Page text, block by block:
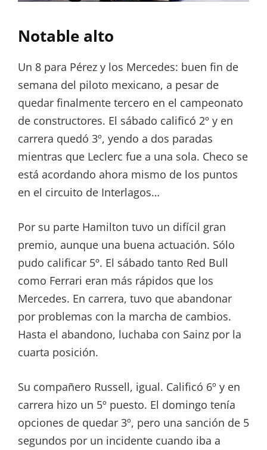
Notable alto
Un 8 para Pérez y los Mercedes: buen fin de
semana del piloto mexicano, a pesar de
quedar finalmente tercero en el campeonato
de constructores. El sábado calificó 2º y en
carrera quedó 3º, yendo a dos paradas
mientras que Leclerc fue a una sola. Checo se
está acordando ahora mismo de los puntos
en el circuito de Interlagos…
Por su parte Hamilton tuvo un difícil gran
premio, aunque una buena actuación. Sólo
pudo calificar 5º. El sábado tanto Red Bull
como Ferrari eran más rápidos que los
Mercedes. En carrera, tuvo que abandonar
por problemas con la marcha de cambios.
Hasta el abandono, luchaba con Sainz por la
cuarta posición.
Su compañero Russell, igual. Calificó 6º y en
carrera hizo un 5º puesto. El domingo tenía
opciones de quedar 3º, pero una sanción de 5
segundos por un incidente cuando iba a